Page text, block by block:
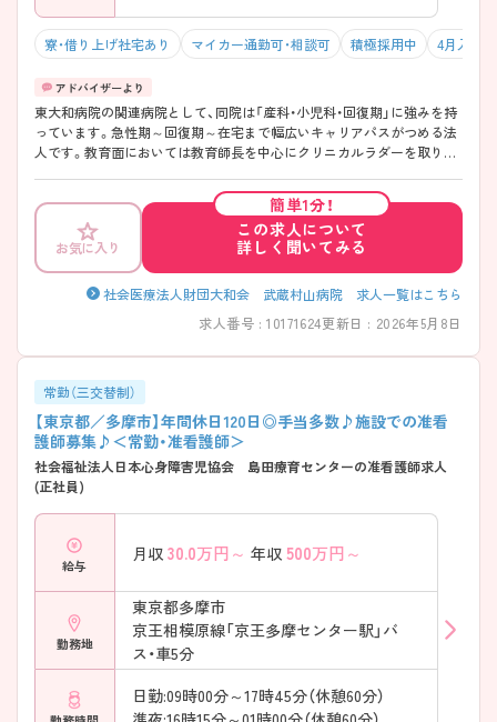
寮・借り上げ社宅あり マイカー通勤可・相談可 積極採用中 4月入職可
東大和病院の関連病院として、同院は「産科・小児科・回復期」に強みを持
っています。急性期～回復期～在宅まで幅広いキャリアパスがつめる法
人です。教育面においては教育師長を中心にクリニカルラダーを取り入
ちんと理解できるように論理を重視した教育プログラムにし、自分なり
のやさしさを持って看護できる看護師を育てています。院内では毎月1
回、各部署の勉強会も行っています。まだ勉強したい若手から、結婚して
子育てと両立したい世代まで、幅広い世代が長く働ける環境作りを目指
しています。 ご興味のある方には、面接対策ポイントなど、さらに詳細を
お話いたしますのでお気軽にご相談下さい。
お気に入り
簡単1分！
この求人について
詳しく聞いてみる
社会医療法人財団大和会 武蔵村山病院 求人一覧はこちら
求人番号 : 10171624更新日 : 2026年5月8日
常勤（三交替制）
【東京都／多摩市】年間休日120日◎手当多数♪施設での准看
護師募集♪＜常勤・准看護師＞
社会福祉法人日本心身障害児協会 島田療育センターの准看護師求人
(正社員)
給与
月収 30.0万円～ 年収 500万円～
勤務地
東京都多摩市
京王相模原線「京王多摩センター駅」バ
ス・車5分
日勤:09時00分～17時45分（休憩60分）